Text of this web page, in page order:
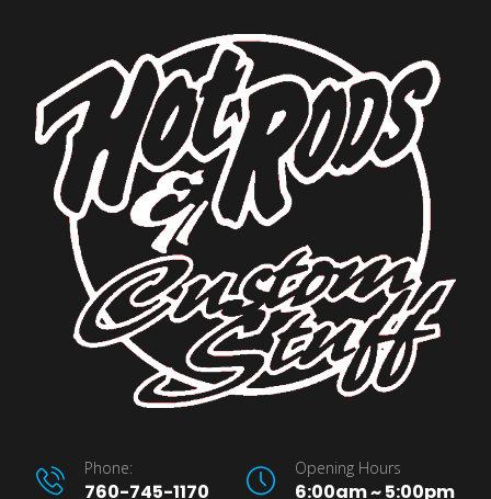
Phone:
760-745-1170
Opening Hours
6:00am ~ 5:00pm